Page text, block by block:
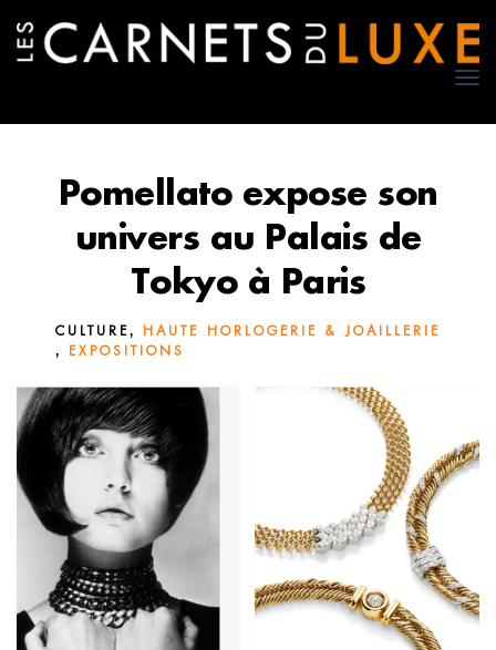
Pomellato expose son
univers au Palais de
Tokyo à Paris
CULTURE, HAUTE HORLOGERIE & JOAILLERIE
, EXPOSITIONS